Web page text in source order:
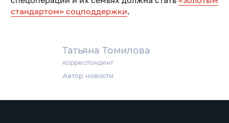
Татьяна Томилова
корреспондент
Автор новости
стандартом» соцподдержки.